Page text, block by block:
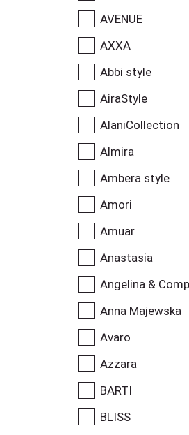
AVENUE
AXXA
Abbi style
AiraStyle
AlaniCollection
Almira
Ambera style
Amori
Amuar
Anastasia
Angelina &
Anna Majewska
Avaro
Azzara
BARTI
BLISS